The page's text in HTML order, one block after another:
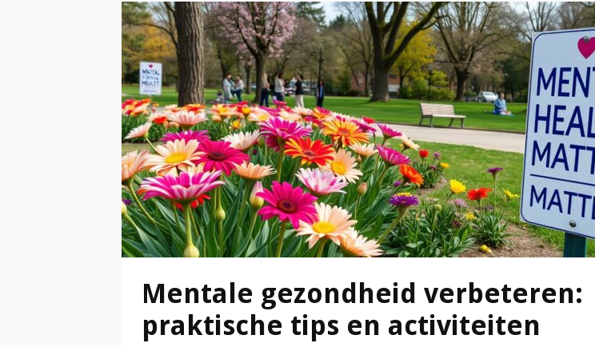
Mentale gezondheid verbeteren:
praktische tips en activiteiten